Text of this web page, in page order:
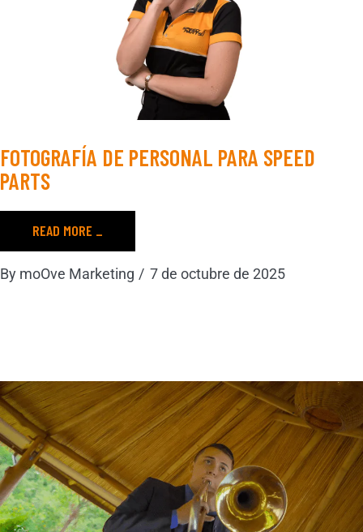
FOTOGRAFÍA DE PERSONAL PARA SPEED
PARTS
READ MORE _
By moOve Marketing 7 de octubre de 2025